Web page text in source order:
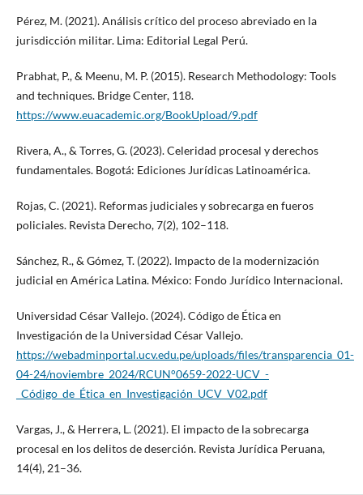
Pérez, M. (2021). Análisis crítico del proceso abreviado en la
jurisdicción militar. Lima: Editorial Legal Perú.
Prabhat, P., & Meenu, M. P. (2015). Research Methodology: Tools
and techniques. Bridge Center, 118.
https://www.euacademic.org/BookUpload/9.pdf
Rivera, A., & Torres, G. (2023). Celeridad procesal y derechos
fundamentales. Bogotá: Ediciones Jurídicas Latinoamérica.
Rojas, C. (2021). Reformas judiciales y sobrecarga en fueros
policiales. Revista Derecho, 7(2), 102–118.
Sánchez, R., & Gómez, T. (2022). Impacto de la modernización
judicial en América Latina. México: Fondo Jurídico Internacional.
Universidad César Vallejo. (2024). Código de Ética en
Investigación de la Universidad César Vallejo.
https://webadminportal.ucv.edu.pe/uploads/files/transparencia_01-
04-24/noviembre_2024/RCUN°0659-2022-UCV_-
_Código_de_Ética_en_Investigación_UCV_V02.pdf
Vargas, J., & Herrera, L. (2021). El impacto de la sobrecarga
procesal en los delitos de deserción. Revista Jurídica Peruana,
14(4), 21–36.